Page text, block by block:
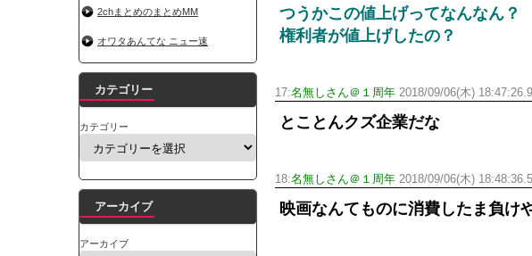
つうかこの値上げってなんなん？
権利者が値上げしたの？
17:名無しさん＠１周年 2018/09/06(木)
とことんクズ企業だな
18:名無しさん＠１周年 2018/09/06(木)
映画なんてものに消費したま負け
2chまとめのまとめMM
オワタあんてな ニュー速
カテゴリー
カテゴリー
アーカイブ
アーカイブ